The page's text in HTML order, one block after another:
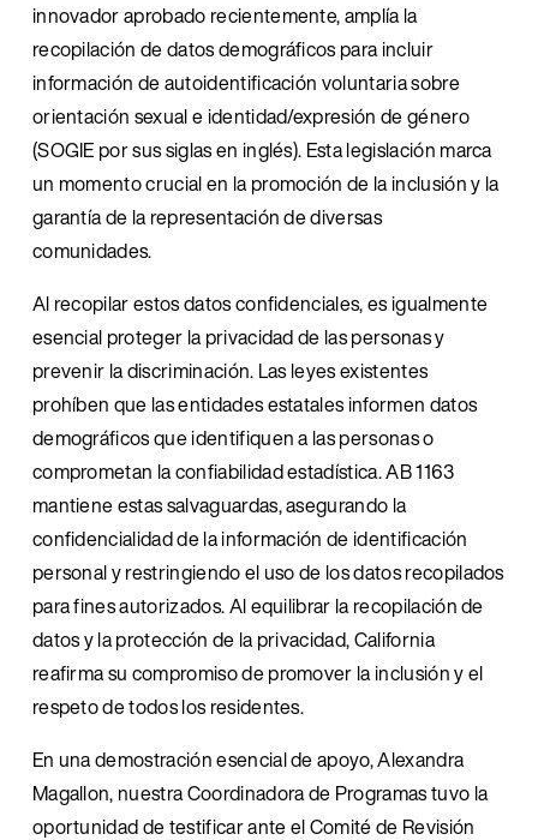
innovador aprobado recientemente, amplía la
recopilación de datos demográficos para incluir
información de autoidentificación voluntaria sobre
orientación sexual e identidad/expresión de género
(SOGIE por sus siglas en inglés). Esta legislación marca
un momento crucial en la promoción de la inclusión y la
garantía de la representación de diversas
comunidades.
Al recopilar estos datos confidenciales, es igualmente
esencial proteger la privacidad de las personas y
prevenir la discriminación. Las leyes existentes
prohíben que las entidades estatales informen datos
demográficos que identifiquen a las personas o
comprometan la confiabilidad estadística. AB 1163
mantiene estas salvaguardas, asegurando la
confidencialidad de la información de identificación
personal y restringiendo el uso de los datos recopilados
para fines autorizados. Al equilibrar la recopilación de
datos y la protección de la privacidad, California
reafirma su compromiso de promover la inclusión y el
respeto de todos los residentes.
En una demostración esencial de apoyo, Alexandra
Magallon, nuestra Coordinadora de Programas tuvo la
oportunidad de testificar ante el Comité de Revisión